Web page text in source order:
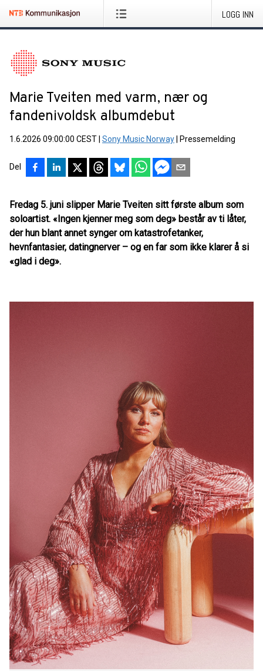
LOGG INN
Marie Tveiten med varm, nær og
fandenivoldsk albumdebut
1.6.2026 09:00:00 CEST Sony Music Norway Pressemelding
Del
Fredag 5. juni slipper Marie Tveiten sitt første album som
soloartist. «Ingen kjenner meg som deg» består av ti låter,
der hun blant annet synger om katastrofetanker,
hevnfantasier, datingnerver – og en far som ikke klarer å si
«glad i deg».